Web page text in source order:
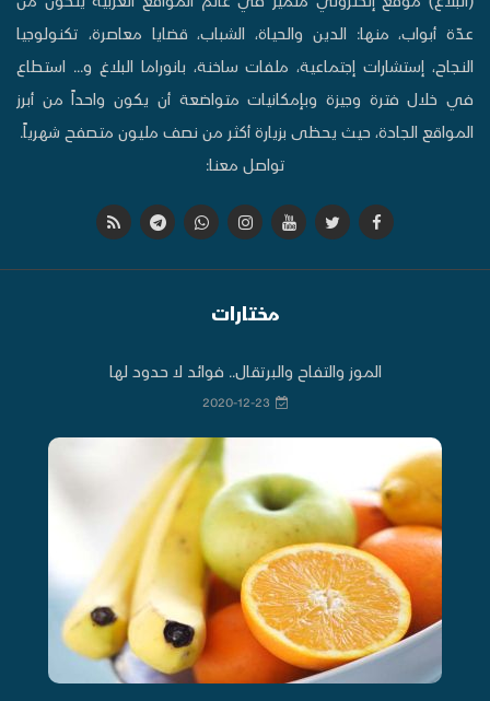
عدّة أبواب، منها: الدين والحياة، الشباب، قضايا معاصرة، تكنولوجيا
النجاح، إستشارات إجتماعية، ملفات ساخنة، بانوراما البلاغ و... استطاع
في خلال فترة وجيزة وبإمكانيات متواضعة أن يكون واحداً من أبرز
المواقع الجادة، حيث يحظى بزيارة أكثر من نصف مليون متصفح شهرياً.
تواصل معنا:
مختارات
الموز والتفاح والبرتقال.. فوائد لا حدود لها
2020-12-23